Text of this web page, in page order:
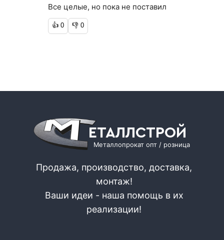
Все целые, но пока не поставил
👍 0 👎 0
ЕТАЛЛСТРОЙ
Металлопрокат опт / розница
Продажа, производство, доставка,
монтаж!
Ваши идеи - наша помощь в их
реализации!